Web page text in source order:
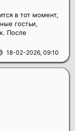
18-02-2026, 09:10
в тот момент,
гостьи,
После